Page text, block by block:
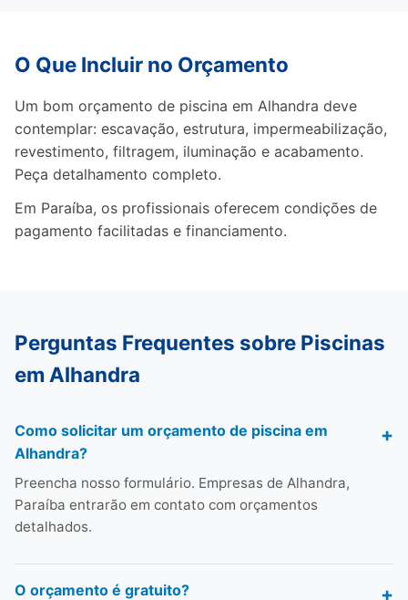
O Que Incluir no Orçamento
Um bom orçamento de piscina em Alhandra deve
contemplar: escavação, estrutura, impermeabilização,
revestimento, filtragem, iluminação e acabamento.
Peça detalhamento completo.
Em Paraíba, os profissionais oferecem condições de
pagamento facilitadas e financiamento.
Perguntas Frequentes sobre Piscinas
em Alhandra
Como solicitar um orçamento de piscina em
Alhandra?
Preencha nosso formulário. Empresas de Alhandra,
Paraíba entrarão em contato com orçamentos
detalhados.
O orçamento é gratuito?